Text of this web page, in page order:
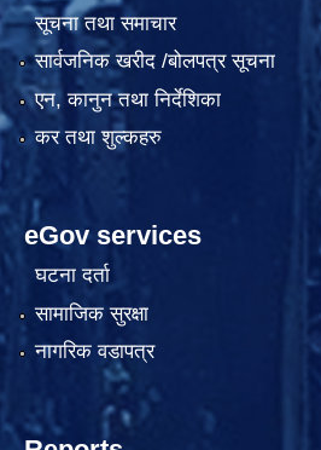
सूचना तथा समाचार
सार्वजनिक खरीद /बोलपत्र सूचना
एन, कानुन तथा निर्देशिका
कर तथा शुल्कहरु
eGov services
घटना दर्ता
सामाजिक सुरक्षा
नागरिक वडापत्र